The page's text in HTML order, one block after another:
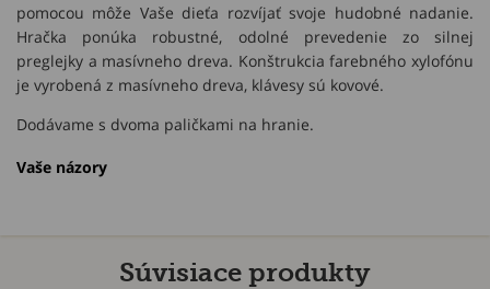
pomocou môže Vaše dieťa rozvíjať svoje hudobné nadanie.
Hračka ponúka robustné, odolné prevedenie zo silnej
preglejky a masívneho dreva. Konštrukcia farebného xylofónu
je vyrobená z masívneho dreva, klávesy sú kovové.
Dodávame s dvoma paličkami na hranie.
Vaše názory
Súvisiace produkty